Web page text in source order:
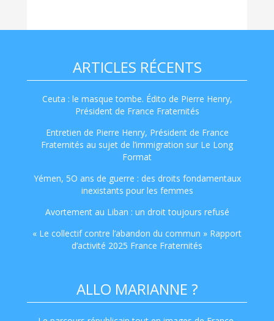
ARTICLES RÉCENTS
Ceuta : le masque tombe. Édito de Pierre Henry,
Président de France Fraternités
Entretien de Pierre Henry, Président de France
Fraternités au sujet de l’immigration sur Le Long
Format
Yémen, 5O ans de guerre : des droits fondamentaux
inexistants pour les femmes
Avortement au Liban : un droit toujours refusé
« Le collectif contre l’abandon du commun » Rapport
d’activité 2025 France Fraternités
ALLO MARIANNE ?